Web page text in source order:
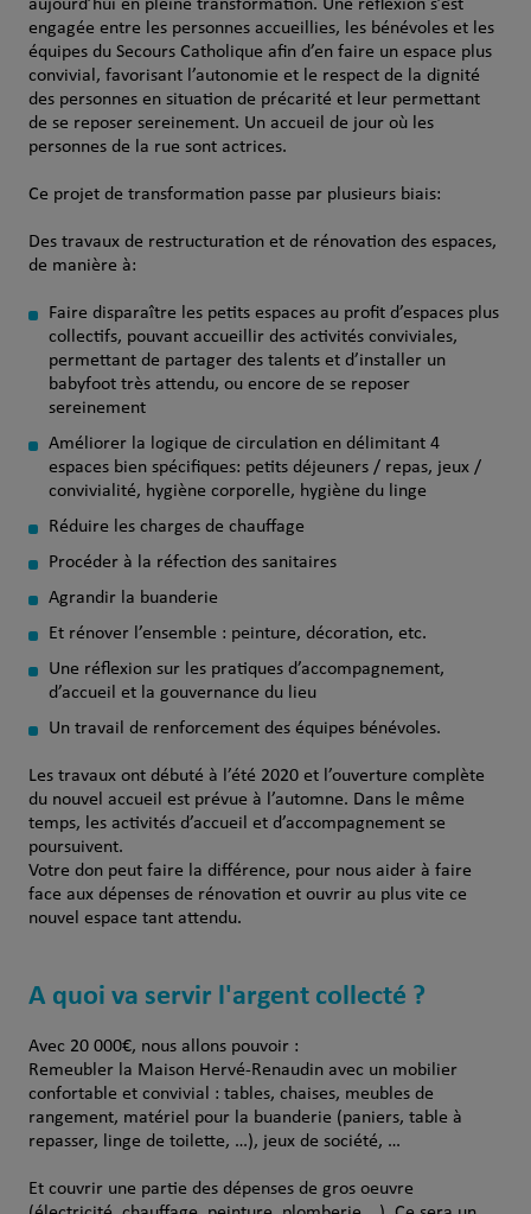
aujourd’hui en pleine transformation. Une réflexion s’est
engagée entre les personnes accueillies, les bénévoles et les
équipes du Secours Catholique afin d’en faire un espace plus
convivial, favorisant l’autonomie et le respect de la dignité
des personnes en situation de précarité et leur permettant
de se reposer sereinement. Un accueil de jour où les
personnes de la rue sont actrices.
Ce projet de transformation passe par plusieurs biais:
Des travaux de restructuration et de rénovation des espaces,
de manière à:
Faire disparaître les petits espaces au profit d’espaces plus
collectifs, pouvant accueillir des activités conviviales,
permettant de partager des talents et d’installer un
babyfoot très attendu, ou encore de se reposer
sereinement
Améliorer la logique de circulation en délimitant 4
espaces bien spécifiques: petits déjeuners / repas, jeux /
convivialité, hygiène corporelle, hygiène du linge
Réduire les charges de chauffage
Procéder à la réfection des sanitaires
Agrandir la buanderie
Et rénover l’ensemble : peinture, décoration, etc.
Une réflexion sur les pratiques d’accompagnement,
d’accueil et la gouvernance du lieu
Un travail de renforcement des équipes bénévoles.
Les travaux ont débuté à l’été 2020 et l’ouverture complète
du nouvel accueil est prévue à l’automne. Dans le même
temps, les activités d’accueil et d’accompagnement se
poursuivent.
Votre don peut faire la différence, pour nous aider à faire
face aux dépenses de rénovation et ouvrir au plus vite ce
nouvel espace tant attendu.
A quoi va servir l'argent collecté ?
Avec 20 000€, nous allons pouvoir :
Remeubler la Maison Hervé-Renaudin avec un mobilier
confortable et convivial : tables, chaises, meubles de
rangement, matériel pour la buanderie (paniers, table à
repasser, linge de toilette, …), jeux de société, …
Et couvrir une partie des dépenses de gros oeuvre